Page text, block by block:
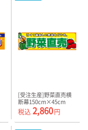
[受注生産]野菜直売横
断幕150cm×45cm
TA001-12
税込 2,860円